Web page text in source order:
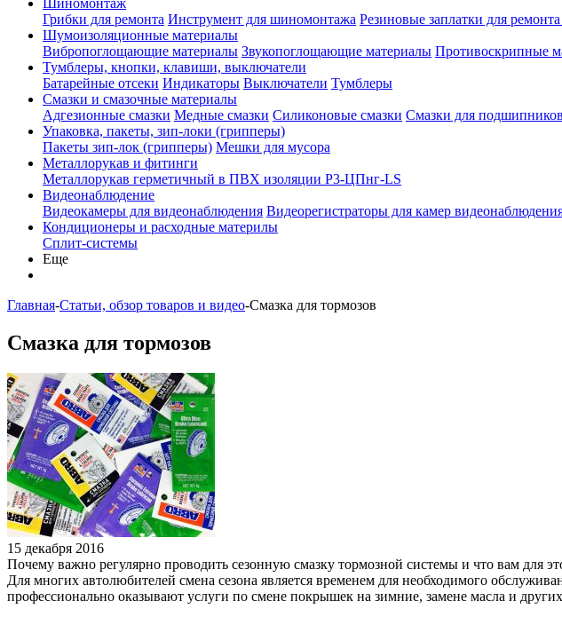
Шиномонтаж
Грибки для ремонта Инструмент для шиномонтажа Резиновые заплатки для ремонта
Шумоизоляционные материалы
Вибропоглощающие материалы Звукопоглощающие материалы Противоскрипные
Тумблеры, кнопки, клавиши, выключатели
Батарейные отсеки Индикаторы Выключатели Тумблеры
Смазки и смазочные материалы
Адгезионные смазки Медные смазки Силиконовые смазки Смазки для подшипников
Упаковка, пакеты, зип-локи (грипперы)
Пакеты зип-лок (грипперы) Мешки для мусора
Металлорукав и фитинги
Металлорукав герметичный в ПВХ изоляции Р3-ЦПнг-LS
Видеонаблюдение
Видеокамеры для видеонаблюдения Видеорегистраторы для камер
Кондиционеры и расходные материлы
Сплит-системы
Еще
Главная-Статьи, обзор товаров и видео-Смазка для тормозов
Смазка для тормозов
15 декабря 2016
Почему важно регулярно проводить сезонную смазку тормозной системы и что вам для
Для многих автолюбителей смена сезона является временем для необходимого
профессионально оказывают услуги по смене покрышек на зимние, замене масла и